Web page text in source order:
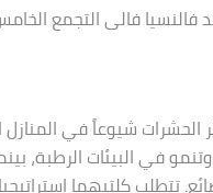
فالى التجمع
الحشرات شيوعاً في المنازل
في البيئات الرطبة،
تتطلب كلتيهما